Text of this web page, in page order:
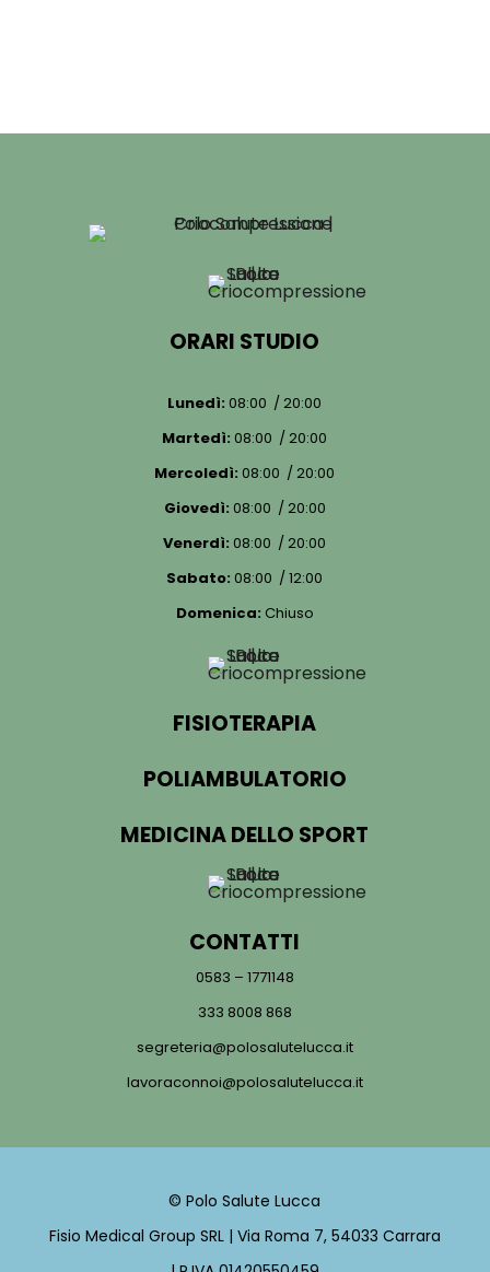
ORARI STUDIO
Lunedì: 08:00 / 20:00
Martedì: 08:00 / 20:00
Mercoledì: 08:00 / 20:00
Giovedì: 08:00 / 20:00
Venerdì: 08:00 / 20:00
Sabato: 08:00 / 12:00
Domenica: Chiuso
FISIOTERAPIA
POLIAMBULATORIO
MEDICINA DELLO SPORT
CONTATTI
0583 – 1771148
333 8008 868
segreteria@polosalutelucca.it
lavoraconnoi@polosalutelucca.it
© Polo Salute Lucca
Fisio Medical Group SRL | Via Roma 7, 54033 Carrara